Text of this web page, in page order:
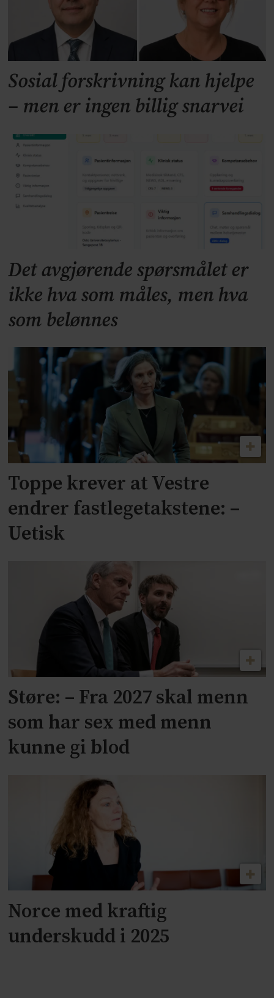
Sosial forskrivning kan hjelpe
– men er ingen billig snarvei
Det avgjørende spørsmålet er
ikke hva som måles, men hva
som belønnes
Toppe krever at Vestre
endrer fastlegetakstene: –
Uetisk
Støre: – Fra 2027 skal menn
som har sex med menn
kunne gi blod
Norce med kraftig
underskudd i 2025